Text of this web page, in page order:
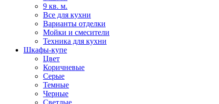
9 кв. м.
Все для кухни
Варианты отделки
Мойки и смесители
Техника для кухни
Шкафы-купе
Цвет
Коричневые
Серые
Темные
Черные
Светлые